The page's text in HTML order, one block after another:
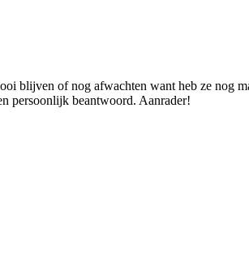
blijven of nog afwachten want heb ze nog
persoonlijk beantwoord. Aanrader!